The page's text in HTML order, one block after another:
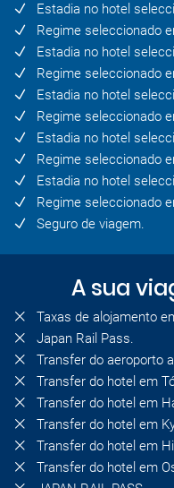
Estadia no hotel
Regime seleccionado
Estadia no hotel
Regime seleccionado
Estadia no hotel
Regime seleccionado
Estadia no hotel
Regime seleccionado
Estadia no hotel
Regime seleccionado
Seguro de viagem.
A sua
Taxas de alojamento
Japan Rail Pass.
Transfer do aeroporto
Transfer do hotel em
Transfer do hotel em
Transfer do hotel em
Transfer do hotel em
Transfer do hotel em